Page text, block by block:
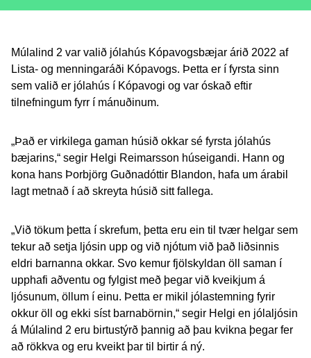
Múlalind 2 var valið jólahús Kópavogsbæjar árið 2022 af
Lista- og menningaráði Kópavogs. Þetta er í fyrsta sinn
sem valið er jólahús í Kópavogi og var óskað eftir
tilnefningum fyrr í mánuðinum.
„Það er virkilega gaman húsið okkar sé fyrsta jólahús
bæjarins,“ segir Helgi Reimarsson húseigandi. Hann og
kona hans Þorbjörg Guðnadóttir Blandon, hafa um árabil
lagt metnað í að skreyta húsið sitt fallega.
„Við tökum þetta í skrefum, þetta eru ein til tvær helgar sem
tekur að setja ljósin upp og við njótum við það liðsinnis
eldri barnanna okkar. Svo kemur fjölskyldan öll saman í
upphafi aðventu og fylgist með þegar við kveikjum á
ljósunum, öllum í einu. Þetta er mikil jólastemning fyrir
okkur öll og ekki síst barnabörnin,“ segir Helgi en jólaljósin
á Múlalind 2 eru birtustýrð þannig að þau kvikna þegar fer
að rökkva og eru kveikt þar til birtir á ný.